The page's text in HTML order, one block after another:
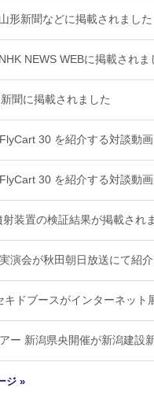
形新聞などに掲載されました
NEWS WEBに掲載されま
聞に掲載されました
30 を紹介する対談動
30 を紹介する対談動
装置の検証結果が掲載され
演会が秋田朝日放送にて紹
ドブースがインターネット
ー 新潟県央開催が新潟建設
ジ »